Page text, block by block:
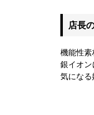
店長
機能性素
銀イオン
気になる